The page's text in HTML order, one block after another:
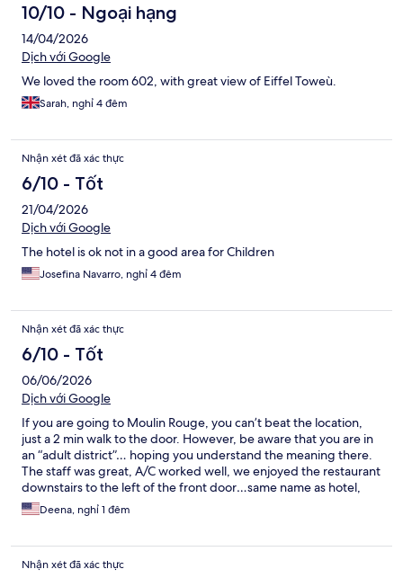
10/10 - Ngoại hạng
14/04/2026
Dịch với Google
We loved the room 602, with great view of Eiffel Toweù.
Sarah, nghỉ 4 đêm
Nhận xét đã xác thực
6/10 - Tốt
21/04/2026
Dịch với Google
The hotel is ok not in a good area for Children
Josefina Navarro, nghỉ 4 đêm
Nhận xét đã xác thực
6/10 - Tốt
06/06/2026
Dịch với Google
If you are going to Moulin Rouge, you can’t beat the location,
just a 2 min walk to the door. However, be aware that you are in
an “adult district”… hoping you understand the meaning there.
The staff was great, A/C worked well, we enjoyed the restaurant
downstairs to the left of the front door…same name as hotel,
there was some other eating area on the reception floor, I
assume that was for breakfast but we didn’t do that.
Deena, nghỉ 1 đêm
Nhận xét đã xác thực